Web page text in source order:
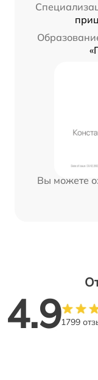
Вы можете
4.91799